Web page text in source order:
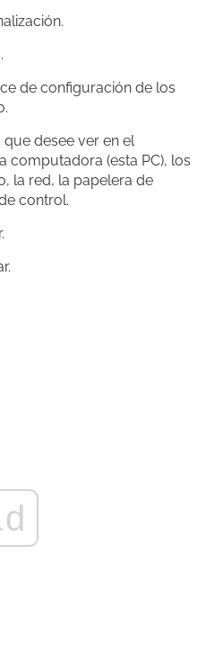
de configuración de los
desee ver en el
computadora (esta PC), los
la red, la papelera de
control.